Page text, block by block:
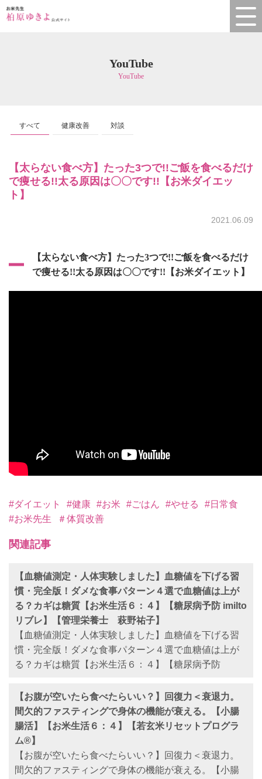
YouTube
YouTube
すべて 健康改善 対談
【太らない食べ方】たった3つで!!ご飯を食べるだけ
で痩せる!!太る原因は〇〇です!!【お米ダイエッ
ト】
2021.06.09
【太らない食べ方】たった3つで!!ご飯を食べるだけ
で痩せる!!太る原因は〇〇です!!【お米ダイエット】
#ダイエット #健康 #お米 #ごはん #やせる
#日常食
#お米先生
＃体質改善
関連記事
【血糖値測定・人体実験しました】血糖値を下げる習
慣・完全版！ダメな食事パターン４選で血糖値は上が
る？カギは糖質【お米生活６：４】【糖尿病予防 imilto
リブレ】【管理栄養士 萩野祐子】
【血糖値測定・人体実験しました】血糖値を下げる習
慣・完全版！ダメな食事パターン４選で血糖値は上が
る？カギは糖質【お米生活６：４】【糖尿病予防
【お腹が空いたら食べたらいい？】回復力＜衰退力。
間欠的ファスティングで身体の機能が衰える。【小腸
腸活】【お米生活６：４】【若玄米リセットプログラ
ム®︎】
【お腹が空いたら食べたらいい？】回復力＜衰退力。
間欠的ファスティングで身体の機能が衰える。【小腸